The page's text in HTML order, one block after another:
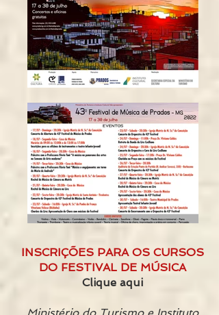
INSCRIÇÕES PARA OS CURSOS
DO FESTIVAL DE MÚSICA
Clique aqui